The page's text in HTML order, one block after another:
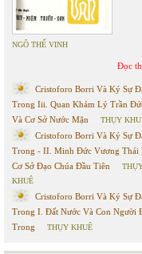
NGÔ THẾ VINH
Đọc
Cristoforo Borri Và Ký Sự
Trong Iii. Quan Khám Lý Trần
Và Cơ Sở Nước Mặn
THỤY
Cristoforo Borri Và Ký Sự
Trong - II. Minh Đức Vương Thái
Cơ Sở Đạo Chúa Đầu Tiên
KHUÊ
Cristoforo Borri Và Ký Sự
Trong I. Đất Nước Và Con Người
Trong
THỤY KHUÊ